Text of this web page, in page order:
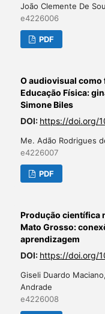
João Clemente De
e4226006
PDF
O audiovisual como
Educação Física:
Simone Biles
DOI: https://doi.org/
Me. Adão Rodrigues
e4226007
PDF
Produção científica
Mato Grosso:
aprendizagem
DOI: https://doi.org/
Giseli Duardo
Andrade
e4226008